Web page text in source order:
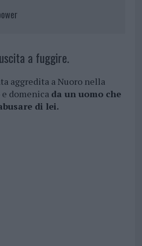
a fuggire.
aggredita a Nuoro nella
domenica da un uomo che
di lei.